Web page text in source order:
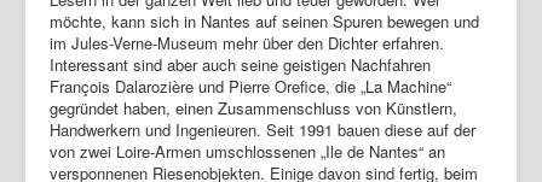
möchte, kann sich in Nantes auf seinen Spuren bewegen und
im Jules-Verne-Museum mehr über den Dichter erfahren.
Interessant sind aber auch seine geistigen Nachfahren
François Dalarozière und Pierre Orefice, die „La Machine“
gegründet haben, einen Zusammenschluss von Künstlern,
Handwerkern und Ingenieuren. Seit 1991 bauen diese auf der
von zwei Loire-Armen umschlossenen „Ile de Nantes“ an
versponnenen Riesenobjekten. Einige davon sind fertig, beim